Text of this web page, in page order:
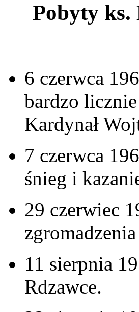
Pobyty ks.
6 czerwca
bardzo
Kardynał
7 czerwca
śnieg i
29 czerwiec
11 sierpnia
Rdzawce.